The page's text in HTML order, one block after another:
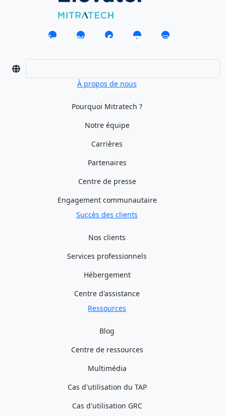
À propos de nous
Pourquoi Mitratech ?
Notre équipe
Carrières
Partenaires
Centre de presse
Engagement communautaire
Succès des clients
Nos clients
Services professionnels
Hébergement
Centre d'assistance
Ressources
Blog
Centre de ressources
Multimédia
Cas d'utilisation du TAP
Cas d'utilisation GRC